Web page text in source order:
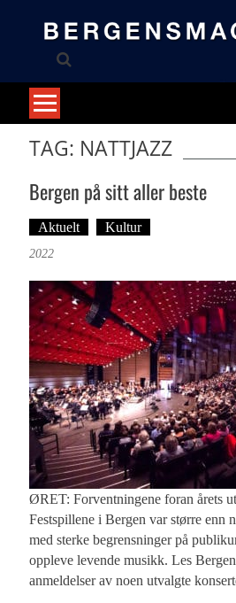
TAG: NATTJAZZ
Bergen på sitt aller beste
Aktuelt Kultur
2022
ØRET: Forventningene foran årets
Festspillene i Bergen var større enn
med sterke begrensninger på
oppleve levende musikk. Les
anmeldelser av noen utvalgte